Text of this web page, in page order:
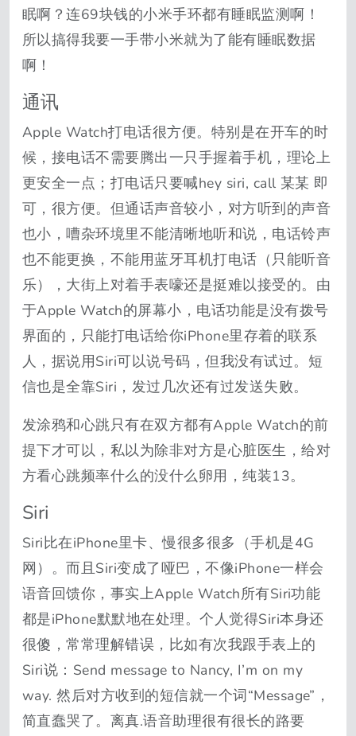
眠啊？连69块钱的小米手环都有睡眠监测啊！
所以搞得我要一手带小米就为了能有睡眠数据
啊！
通讯
Apple Watch打电话很方便。特别是在开车的时
候，接电话不需要腾出一只手握着手机，理论上
更安全一点；打电话只要喊hey siri, call 某某 即
可，很方便。但通话声音较小，对方听到的声音
也小，嘈杂环境里不能清晰地听和说，电话铃声
也不能更换，不能用蓝牙耳机打电话（只能听音
乐），大街上对着手表嚎还是挺难以接受的。由
于Apple Watch的屏幕小，电话功能是没有拨号
界面的，只能打电话给你iPhone里存着的联系
人，据说用Siri可以说号码，但我没有试过。短
信也是全靠Siri，发过几次还有过发送失败。
发涂鸦和心跳只有在双方都有Apple Watch的前
提下才可以，私以为除非对方是心脏医生，给对
方看心跳频率什么的没什么卵用，纯装13。
Siri
Siri比在iPhone里卡、慢很多很多（手机是4G
网）。而且Siri变成了哑巴，不像iPhone一样会
语音回馈你，事实上Apple Watch所有Siri功能
都是iPhone默默地在处理。个人觉得Siri本身还
很傻，常常理解错误，比如有次我跟手表上的
Siri说：Send message to Nancy, I’m on my
way. 然后对方收到的短信就一个词“Message”，
简直蠢哭了。离真.语音助理很有很长的路要